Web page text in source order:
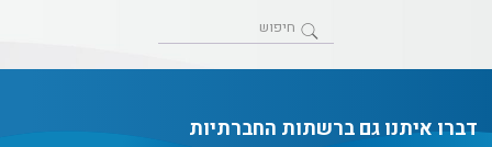
דברו איתנו גם ברשתות החברתיות